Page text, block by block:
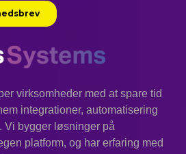
virksomheder med at spare tid
integrationer, automatisering
Vi bygger løsninger på
platform, og har erfaring med